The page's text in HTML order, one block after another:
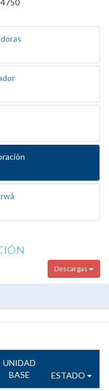
Descargas
UNIDAD
BASE
ESTADO